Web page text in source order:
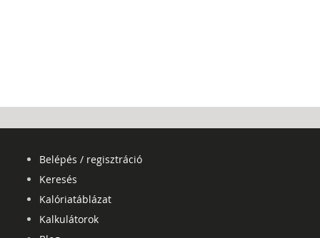
Belépés / regisztráció
Keresés
Kalóriatáblázat
Kalkulátorok